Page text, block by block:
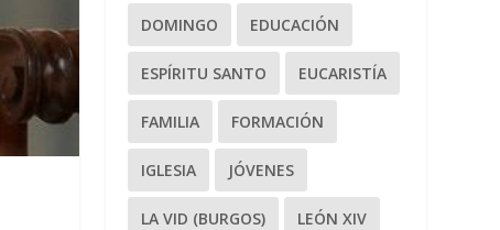
DOMINGO EDUCACIÓN
ESPÍRITU SANTO EUCARISTÍA
FAMILIA FORMACIÓN
IGLESIA JÓVENES
LA VID (BURGOS) LEÓN XIV